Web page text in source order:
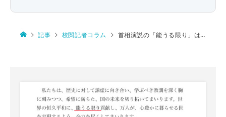
記事 校閲記者コラム 首相演説の「能うる限り」は「能う限り」の誤りでは？